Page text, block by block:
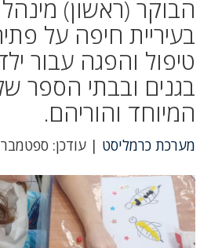
הבוקר (ראשון)
בעיריית חיפה על
טיפול והפגה עבור
בגנים ובבתי הספר
המיוחד והוריהם.
מערכת כרמליסט | עודכן: ספטמבר 30, 2024